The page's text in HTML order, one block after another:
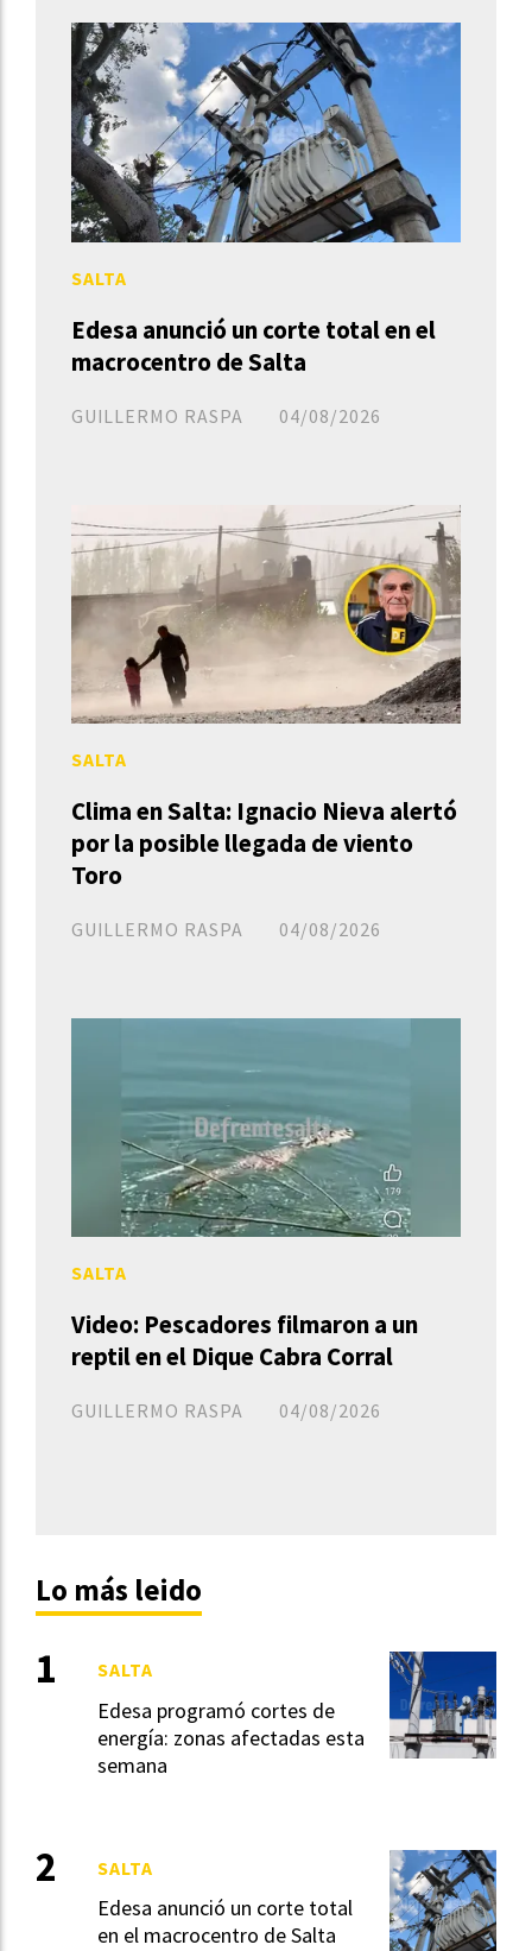
Edesa anunció un corte total en el
macrocentro de Salta
GUILLERMO RASPA
SALTA
04/08/2026
Clima en Salta: Ignacio Nieva alertó
por la posible llegada de viento
Toro
GUILLERMO RASPA
SALTA
04/08/2026
Video: Pescadores filmaron a un
reptil en el Dique Cabra Corral
GUILLERMO RASPA
SALTA
04/08/2026
Lo más leido
Edesa programó cortes de
energía: zonas afectadas esta
semana
SALTA
Edesa anunció un corte total
en el macrocentro de Salta
SALTA